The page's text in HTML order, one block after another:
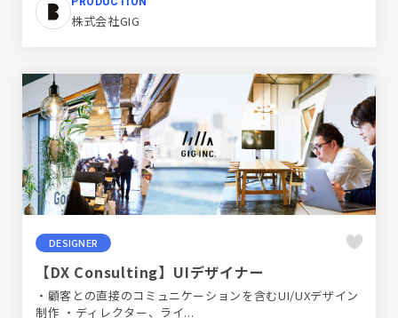
株式会社GIG
DESIGNER
【DX Consulting】UIデザイナー
・顧客との直接のコミュニケーションを含むUI/UXデザイン
制作 ・ディレクター、ライ...